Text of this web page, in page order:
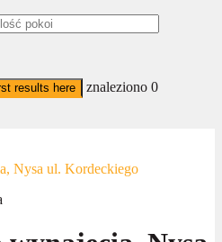
results here znaleziono 0
Nysa ul. Kordeckiego